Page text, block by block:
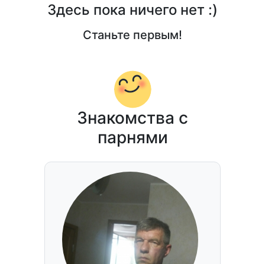
Здесь пока ничего нет :)
Станьте первым!
Знакомства с
парнями